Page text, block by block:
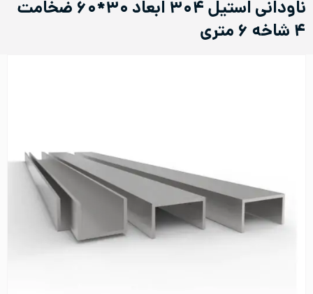
ناودانی استیل ۳۰۴ ابعاد ۳۰*۶۰ ضخامت
۴ شاخه ۶ متری